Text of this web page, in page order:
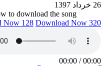
26 خرداد 1397
to download the song
Now 128 Download Now 320
00:00
/
00:00